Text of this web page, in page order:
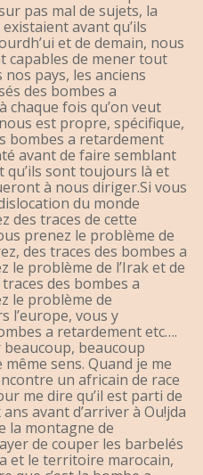
pas mal de sujets, la
avant qu’ils
et de demain, nous
capables de mener tout
pays, les anciens
des bombes a
chaque fois qu’on veut
est propre, spécifique,
bombes a retardement
avant de faire semblant
qu’ils sont toujours là et
à nous diriger.Si vous
du monde
des traces de cette
prenez le problème de
des traces des bombes a
le problème de l’Irak et de
des bombes a
le problème de
l’europe, vous y
a retardement etc….
beaucoup
sens. Quand je me
un africain de race
me dire qu’il est parti de
avant d’arriver à Ou!jda
la montagne de
de couper les barbelés
et le territoire marocain,